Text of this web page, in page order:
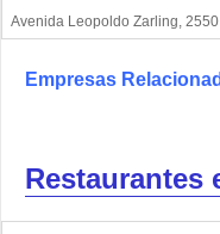
Avenida Leopoldo Zarling,
Empresas
Restaurantes